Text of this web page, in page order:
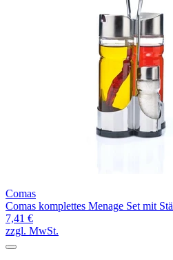
Comas
Comas komplettes Menage Set mit
7,41 €
zzgl. MwSt.